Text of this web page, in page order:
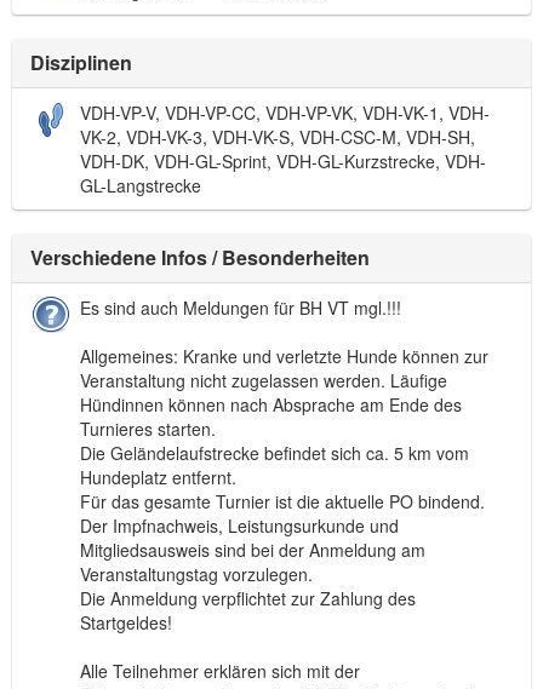
Disziplinen
VDH-VP-V, VDH-VP-CC, VDH-VP-VK, VDH-VK-1, VDH-
VK-2, VDH-VK-3, VDH-VK-S, VDH-CSC-M, VDH-SH,
VDH-DK, VDH-GL-Sprint, VDH-GL-Kurzstrecke, VDH-
GL-Langstrecke
Verschiedene Infos / Besonderheiten
Es sind auch Meldungen für BH VT mgl.!!!
Allgemeines: Kranke und verletzte Hunde können zur
Veranstaltung nicht zugelassen werden. Läufige
Hündinnen können nach Absprache am Ende des
Turnieres starten.
Die Geländelaufstrecke befindet sich ca. 5 km vom
Hundeplatz entfernt.
Für das gesamte Turnier ist die aktuelle PO bindend.
Der Impfnachweis, Leistungsurkunde und
Mitgliedsausweis sind bei der Anmeldung am
Veranstaltungstag vorzulegen.
Die Anmeldung verpflichtet zur Zahlung des
Startgeldes!
Alle Teilnehmer erklären sich mit der